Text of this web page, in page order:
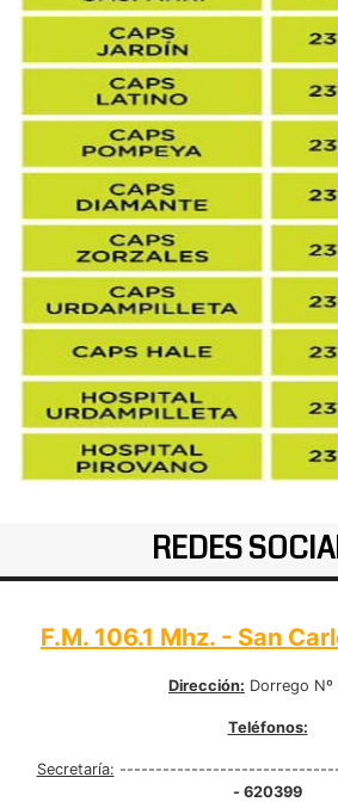
REDES
F.M. 106.1 Mhz. - San
Dirección: Dorrego Nº
Teléfonos:
Secretaría:
- 620399